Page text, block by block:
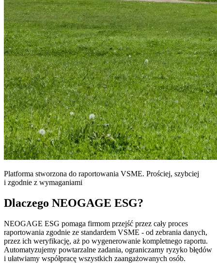
Platforma stworzona do raportowania VSME. Prościej, szybciej
i zgodnie z wymaganiami
Dlaczego NEOGAGE ESG?
NEOGAGE ESG pomaga firmom przejść przez cały proces
raportowania zgodnie ze standardem VSME - od zebrania danych,
przez ich weryfikację, aż po wygenerowanie kompletnego raportu.
Automatyzujemy powtarzalne zadania, ograniczamy ryzyko błędów
i ułatwiamy współpracę wszystkich zaangażowanych osób.